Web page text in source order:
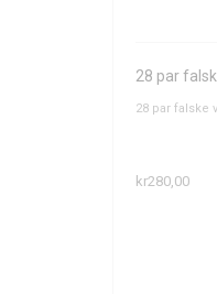
28 par
28 par falske
kr280,00